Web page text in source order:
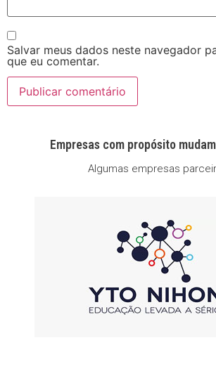
Salvar meus dados neste navegador
que eu comentar.
Empresas com propósito
Algumas empresas